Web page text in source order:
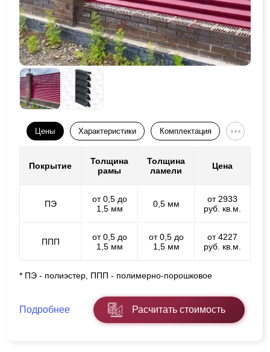
Цены Характеристики Комплектация
Покрытие
Толщина
рамы
Толщина
ламели
Цена
ПЭ
от 0,5 до
1,5 мм
0,5 мм
от 2933
руб. кв.м.
ППП
от 0,5 до
1,5 мм
от 0,5 до
1,5 мм
от 4227
руб. кв.м.
* ПЭ - полиэстер, ППП - полимерно-порошковое
Подробнее Расчитать стоимость